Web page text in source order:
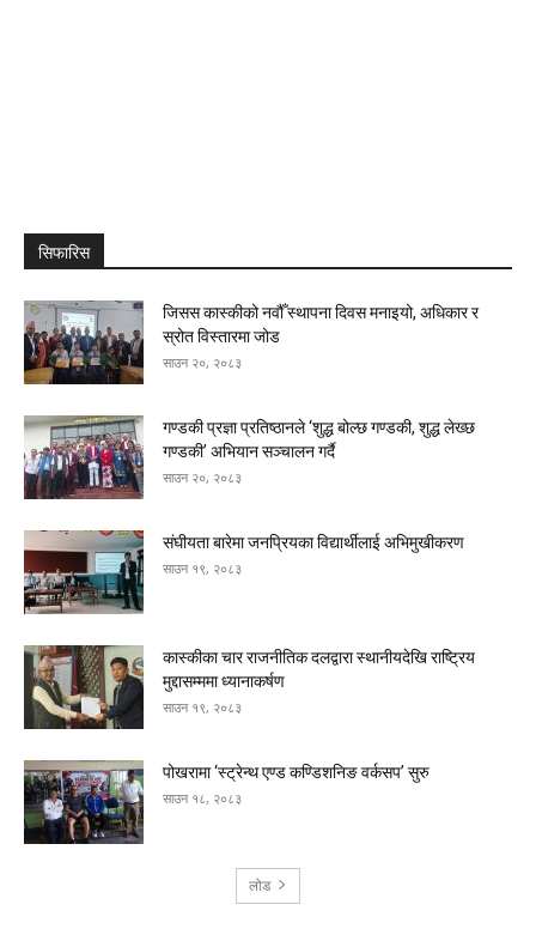
सिफारिस
जिसस कास्कीको नवौँ स्थापना दिवस मनाइयो, अधिकार र
स्रोत विस्तारमा जोड
साउन २०, २०८३
गण्डकी प्रज्ञा प्रतिष्ठानले ‘शुद्ध बोल्छ गण्डकी, शुद्ध लेख्छ
गण्डकी’ अभियान सञ्चालन गर्दै
साउन २०, २०८३
संघीयता बारेमा जनप्रियका विद्यार्थीलाई अभिमुखीकरण
साउन १९, २०८३
कास्कीका चार राजनीतिक दलद्वारा स्थानीयदेखि राष्ट्रिय
मुद्दासम्ममा ध्यानाकर्षण
साउन १९, २०८३
पोखरामा ‘स्ट्रेन्थ एण्ड कण्डिशनिङ वर्कसप’ सुरु
साउन १८, २०८३
लोड